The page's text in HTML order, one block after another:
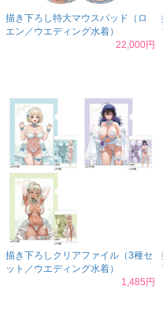
描き下ろし特大マウスパッド（ロ
エン／ウエディング水着）
22,000円
描き下ろしクリアファイル（3種セ
ット／ウエディング水着）
1,485円